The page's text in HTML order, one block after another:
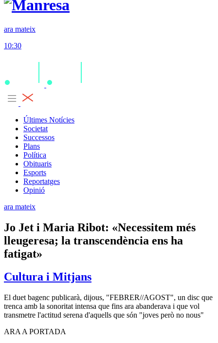
ara mateix
10:30
Últimes Notícies
Societat
Successos
Plans
Política
Obituaris
Esports
Reportatges
Opinió
ara mateix
Jo Jet i Maria Ribot: «Necessitem més
lleugeresa; la transcendència ens ha
fatigat»
Cultura i Mitjans
El duet bagenc publicarà, dijous, "FEBRER//AGOST", un disc que
trenca amb la sonoritat intensa que fins ara abanderava i que vol
transmetre l'actitud serena d'aquells que són "joves però no nous"
ARA A PORTADA